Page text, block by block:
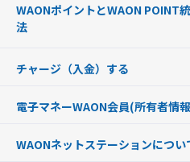
ポイントの有効期限について
WAONポイントとWAON POINT
法
チャージ（入金）する
現金でチャージする
銀行口座・ATMからチャージする
電子マネーWAON会員(所有者情
WAON POINTサービス会員登録に伴
WAONネットステーションについ